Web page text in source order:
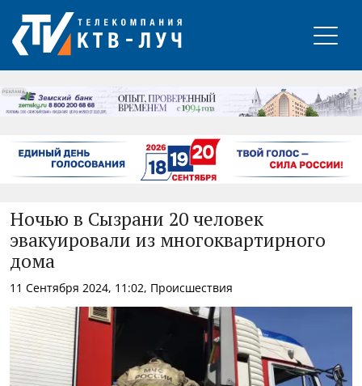
РЕКЛАМА
Ночью в Сызрани 20 человек
эвакуировали из многоквартирного
дома
11 Сентября 2024, 11:02, Происшествия